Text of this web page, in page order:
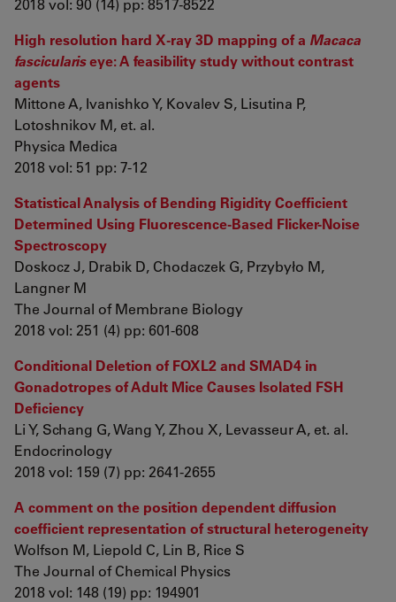
2018 vol: 90 (14) pp: 8517-8522
High resolution hard X-ray 3D mapping of a Macaca
fasciculariseye: A feasibility study without contrast
agents
Mittone A, Ivanishko Y, Kovalev S, Lisutina P,
Lotoshnikov M, et. al.
Physica Medica
2018 vol: 51 pp: 7-12
Statistical Analysis of Bending Rigidity Coefficient
Determined Using Fluorescence-Based Flicker-Noise
Spectroscopy
Doskocz J, Drabik D, Chodaczek G, Przybyło M,
Langner M
The Journal of Membrane Biology
2018 vol: 251 (4) pp: 601-608
Conditional Deletion of FOXL2 and SMAD4 in
Gonadotropes of Adult Mice Causes Isolated FSH
Deficiency
Li Y, Schang G, Wang Y, Zhou X, Levasseur A, et. al.
Endocrinology
2018 vol: 159 (7) pp: 2641-2655
A comment on the position dependent diffusion
coefficient representation of structural heterogeneity
Wolfson M, Liepold C, Lin B, Rice S
The Journal of Chemical Physics
2018 vol: 148 (19) pp: 194901